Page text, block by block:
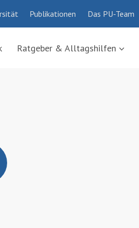
Publikationen Das PU-Team
Ratgeber & Alltagshilfen